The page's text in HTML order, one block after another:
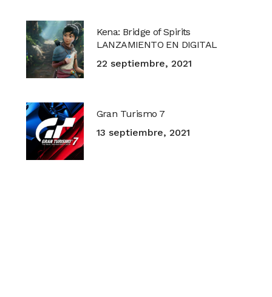
Kena: Bridge of Spirits
LANZAMIENTO EN DIGITAL
22 septiembre, 2021
Gran Turismo 7
13 septiembre, 2021